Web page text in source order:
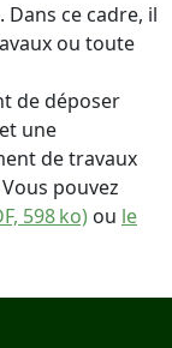
ce cadre, il
ou toute
de déposer
une
de travaux
pouvez
598 ko) ou le